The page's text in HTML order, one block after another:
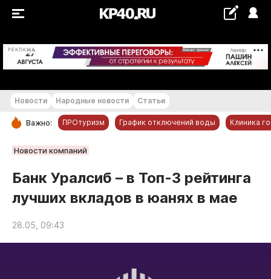
РЕКЛАМА +24...+25 °С
РУБРИКИ
Обнинск
Новости компаний
Статьи
Народные новости
Авто и транспорт
Новости Народные новости Статьи
Важно: ПРОтуризм График отключений воды Клиника
Новости компаний
Банк Уралсиб – в Топ-3 рейтинга
лучших вкладов в юанях в мае
28.05, 09:43